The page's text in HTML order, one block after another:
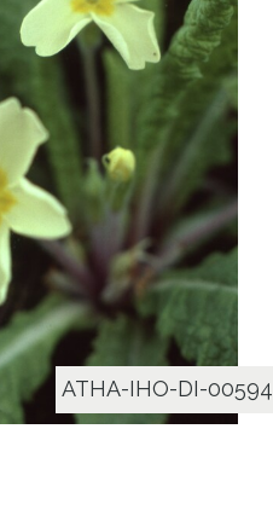
ATHA-IHO-DI-00594